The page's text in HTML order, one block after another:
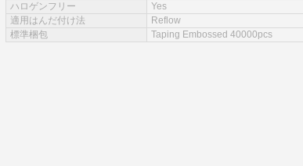
ハロゲンフリー
Yes
適用はんだ付け法
Reflow
標準梱包
Taping Embossed 40000pcs